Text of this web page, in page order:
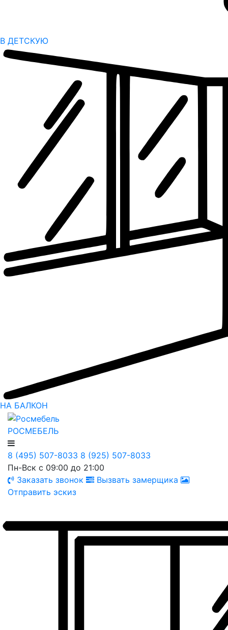
В ДЕТСКУЮ
НА БАЛКОН
РОСМЕБЕЛЬ
8 (495) 507-8033 8 (925) 507-8033
Пн-Вск с 09:00 до 21:00
Заказать звонок
Вызвать замерщика
Отправить эскиз